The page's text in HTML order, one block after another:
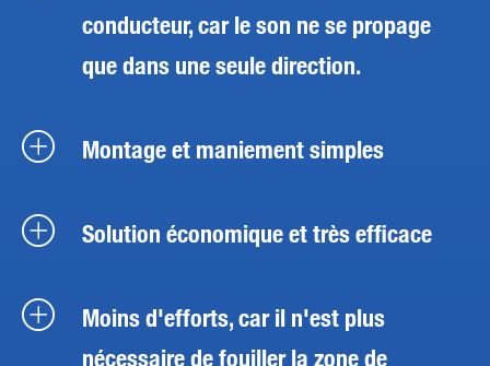
conducteur, car le son ne se propage
que dans une seule direction.
Montage et maniement simples
Solution économique et très efficace
Moins d'efforts, car il n'est plus
nécessaire de fouiller la zone de